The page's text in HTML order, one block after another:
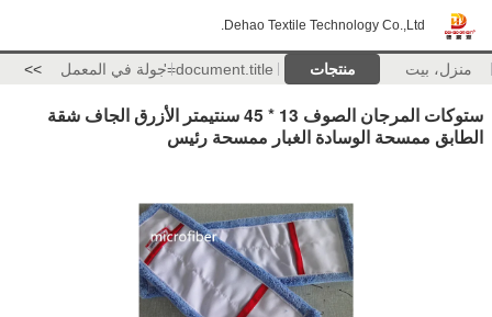
Dehao Textile Technology Co.,Ltd.
منزل، بيت منتجات document.title=' جولة في المعمل >>
ستوكات المرجان الصوف 13 * 45 سنتيمتر الأزرق الجاف شقة
الطابق ممسحة الوسادة الغبار ممسحة رئيس